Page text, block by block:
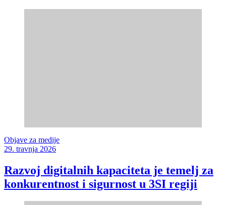
Objave za medije
29. travnja 2026
Razvoj digitalnih kapaciteta je temelj za
konkurentnost i sigurnost u 3SI regiji